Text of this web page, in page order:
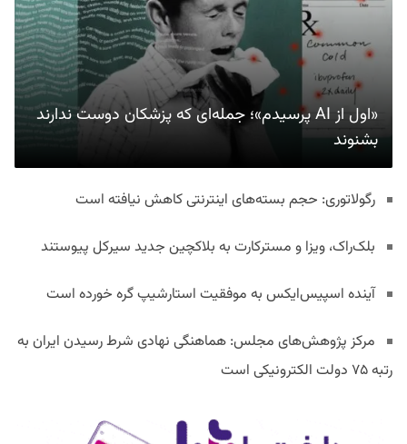
«اول از AI پرسیدم»؛ جمله‌ای که پزشکان دوست ندارند
بشنوند
رگولاتوری: حجم بسته‌های اینترنتی کاهش نیافته است
بلک‌راک، ویزا و مسترکارت به بلاکچین جدید سیرکل پیوستند
آینده اسپیس‌ایکس به موفقیت استارشیپ گره خورده است
مرکز پژوهش‌های مجلس: هماهنگی نهادی شرط رسیدن ایران به
رتبه ۷۵ دولت الکترونیکی است